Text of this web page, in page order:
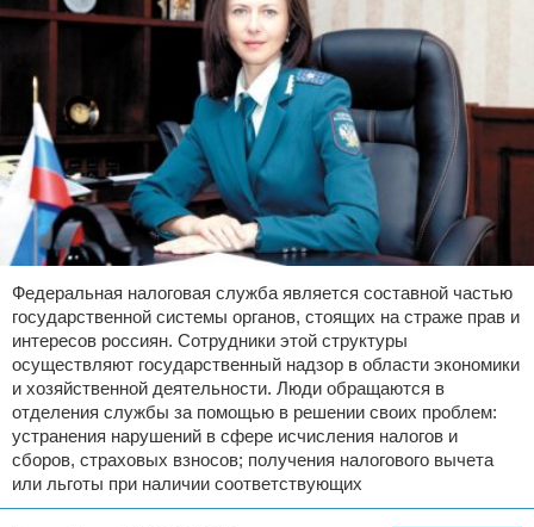
Федеральная налоговая служба является составной частью
государственной системы органов, стоящих на страже прав и
интересов россиян. Сотрудники этой структуры
осуществляют государственный надзор в области экономики
и хозяйственной деятельности. Люди обращаются в
отделения службы за помощью в решении своих проблем:
устранения нарушений в сфере исчисления налогов и
сборов, страховых взносов; получения налогового вычета
или льготы при наличии соответствующих